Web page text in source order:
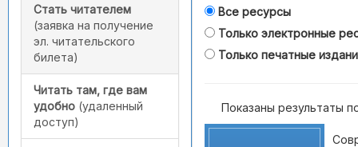
Стать читателем
(заявка на получение
эл. читательского
билета)
Читать там, где вам
удобно (удаленный
доступ)
Все ресурсы
Только электронные
Только печатные
Показаны результаты